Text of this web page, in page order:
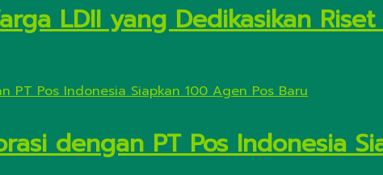
LDII yang Dedikasikan
dengan PT Pos Indonesia